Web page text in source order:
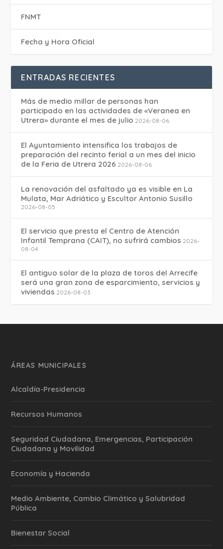
FNMT
Fecha y Hora Oficial
ENTRADAS RECIENTES
Más de medio millar de personas han
participado en las actividades de «Veranea en
Utrera» durante el mes de julio 2026-08-06
El Ayuntamiento intensifica los trabajos de
preparación del recinto ferial a un mes del inicio
de la Feria de Utrera 2026 2026-08-06
La renovación del asfaltado ya es visible en La
Mulata, Mar Adriático y Escultor Antonio Susillo
2026-08-05
El servicio que presta el Centro de Atención
Infantil Temprana (CAIT), no sufrirá cambios 2026-
08-04
El antiguo solar de la plaza de toros del Arrecife
será una gran zona de esparcimiento, servicios y
viviendas 2026-08-03
ÁREAS MUNICIPALES
Alcaldía-Presidencia
Recursos Humanos
Seguridad Ciudadana, Emergencias, Participación
Ciudadana y Movilidad
Economía y Hacienda
Medio Ambiente, Cambio Climático y Salubridad
Pública
Bienestar Social